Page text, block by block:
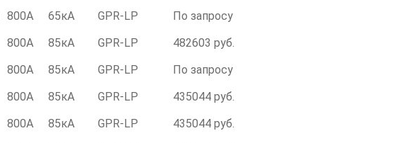
800А 65кА GPR-LР
По запросу
800А 85кА GPR-LР
482603 руб.
800А 85кА GPR-LР
По запросу
800А 85кА GPR-LР
435044 руб.
800А 85кА GPR-LР
435044 руб.